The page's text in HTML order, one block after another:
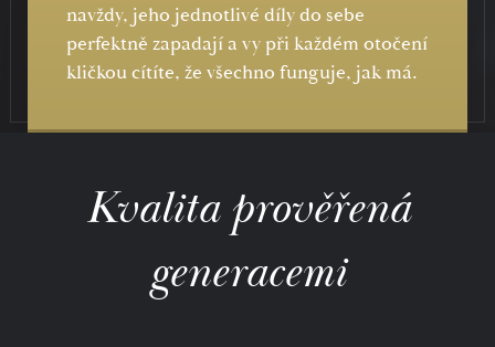
navždy, jeho jednotlivé díly do sebe
perfektně zapadají a vy při každém otočení
kličkou cítíte, že všechno funguje, jak má.
Kvalita prověřená
generacemi